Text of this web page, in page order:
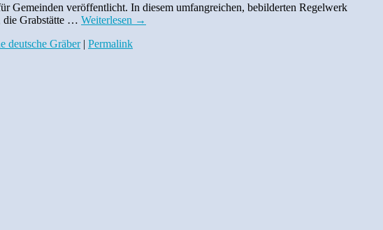
Gemeinden veröffentlicht. In diesem umfangreichen, bebilderten Regelwerk
die Grabstätte … Weiterlesen →
deutsche Gräber| Permalink